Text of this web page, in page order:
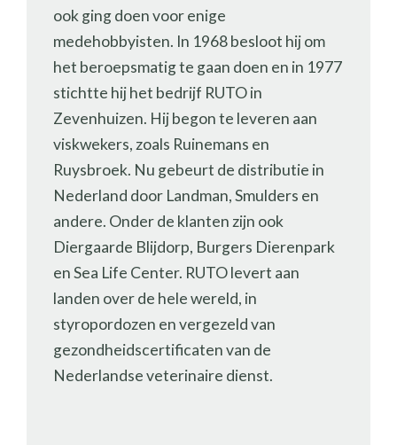
ook ging doen voor enige
medehobbyisten. In 1968 besloot hij om
het beroepsmatig te gaan doen en in 1977
stichtte hij het bedrijf RUTO in
Zevenhuizen. Hij begon te leveren aan
viskwekers, zoals Ruinemans en
Ruysbroek. Nu gebeurt de distributie in
Nederland door Landman, Smulders en
andere. Onder de klanten zijn ook
Diergaarde Blijdorp, Burgers Dierenpark
en Sea Life Center. RUTO levert aan
landen over de hele wereld, in
styropordozen en vergezeld van
gezondheidscertificaten van de
Nederlandse veterinaire dienst.